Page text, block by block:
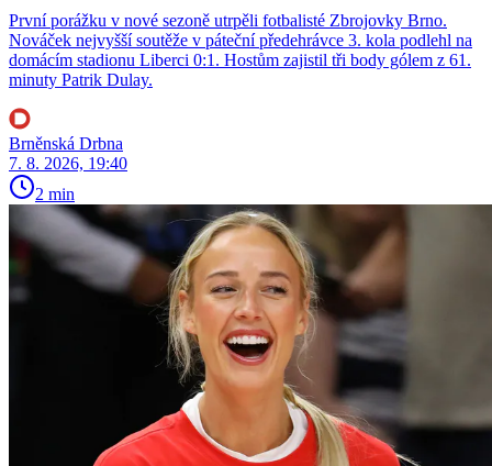
První porážku v nové sezoně utrpěli fotbalisté Zbrojovky Brno.
Nováček nejvyšší soutěže v páteční předehrávce 3. kola podlehl na
domácím stadionu Liberci 0:1. Hostům zajistil tři body gólem z 61.
minuty Patrik Dulay.
Brněnská Drbna
7. 8. 2026, 19:40
2 min